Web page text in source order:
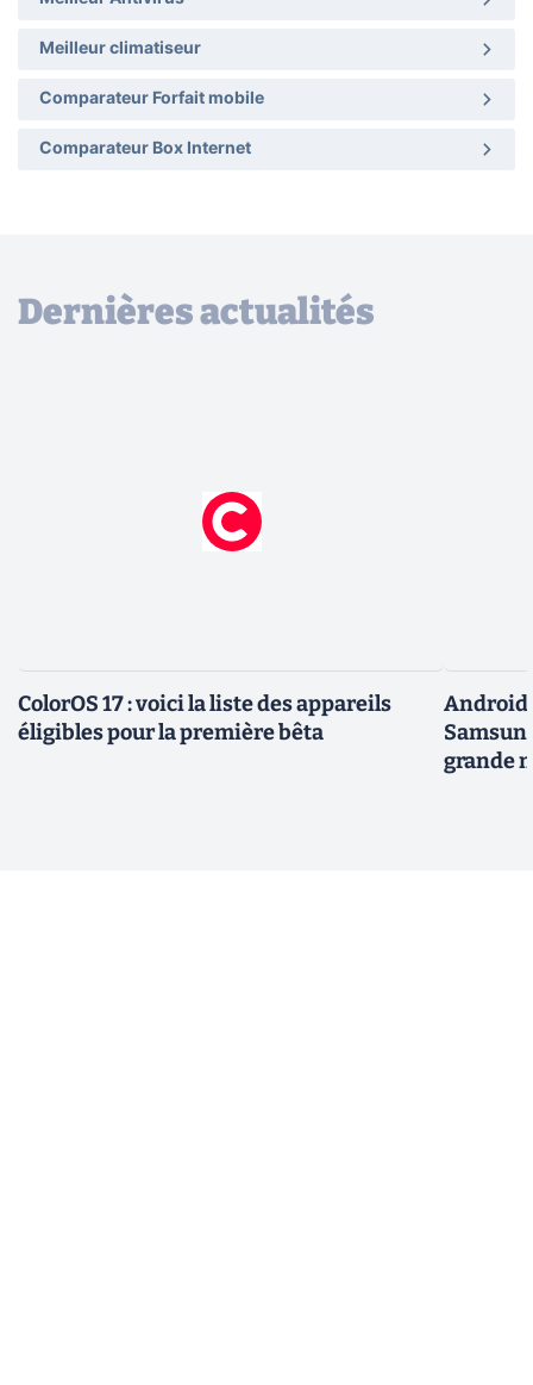
Meilleur climatiseur
Comparateur Forfait mobile
Comparateur Box Internet
Dernières actualités
ColorOS 17 : voici la liste des appareils
éligibles pour la première bêta
Android
grande